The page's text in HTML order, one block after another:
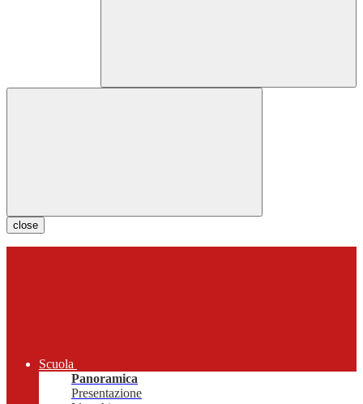
close
Scuola
Panoramica
Presentazione